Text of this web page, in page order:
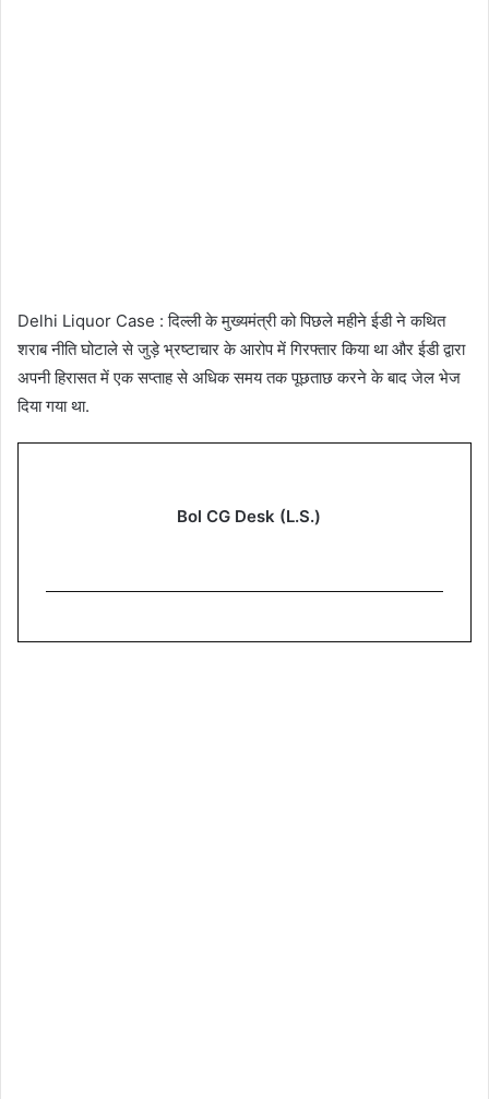
Delhi Liquor Case : दिल्ली के मुख्यमंत्री को पिछले महीने ईडी ने कथित
शराब नीति घोटाले से जुड़े भ्रष्टाचार के आरोप में गिरफ्तार किया था और ईडी द्वारा
अपनी हिरासत में एक सप्ताह से अधिक समय तक पूछताछ करने के बाद जेल भेज
दिया गया था.
Bol CG Desk (L.S.)